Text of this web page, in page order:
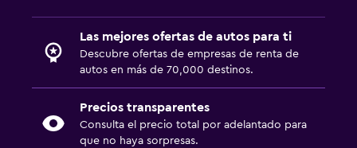
Las mejores ofertas de autos para ti
Descubre ofertas de empresas de renta de
autos en más de 70,000 destinos.
Precios transparentes
Consulta el precio total por adelantado para
que no haya sorpresas.